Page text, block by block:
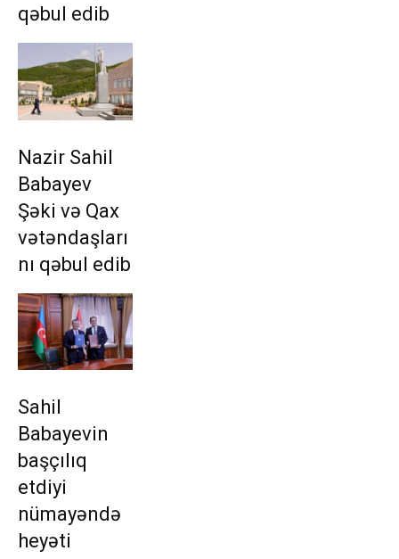
qəbul edib
Nazir Sahil
Babayev
Şəki və Qax
vətəndaşları
nı qəbul edib
Sahil
Babayevin
başçılıq
etdiyi
nümayəndə
heyəti